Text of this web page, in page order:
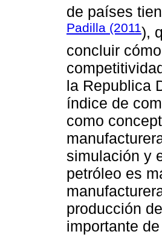
de países
Padilla (2011),
concluir
la Republica
índice de
como
simulación y
petróleo es
producción
importante